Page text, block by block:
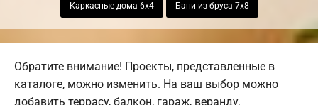
Каркасные дома 6х4 Бани из бруса 7х8
Обратите внимание! Проекты, представленные в
каталоге, можно изменить. На ваш выбор можно
добавить террасу, балкон, гараж, веранду,